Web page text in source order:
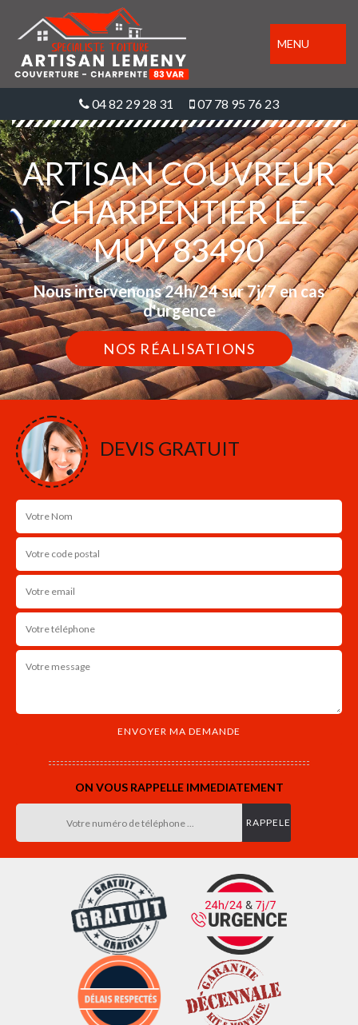
MENU
04 82 29 28 31 07 78 95 76 23
ARTISAN COUVREUR
CHARPENTIER LE
MUY 83490
Nous intervenons 24h/24 sur 7j/7 en cas
d'urgence
NOS RÉALISATIONS
DEVIS GRATUIT
ON VOUS RAPPELLE IMMEDIATEMENT